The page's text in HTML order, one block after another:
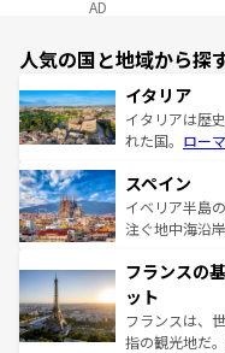
AD
人気の国と地域から探
イタリア
イタリアは歴
れた国。 ローマ
ろん、トスカ
景など、自然
ピザやパスタ
ませてくれる
なお、新着の
しい。
スペイン
イベリア半島
注ぐ地中海沿
文化が根付く
れる闘牛、そ
る。首都マド
アートに溢れ
フランスの
ット
フランスは、
指の観光地だ